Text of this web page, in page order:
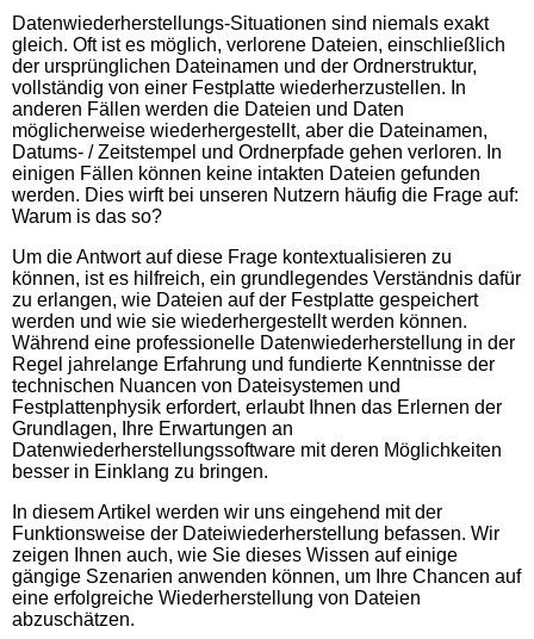
Datenwiederherstellungs-Situationen sind niemals exakt
gleich. Oft ist es möglich, verlorene Dateien, einschließlich
der ursprünglichen Dateinamen und der Ordnerstruktur,
vollständig von einer Festplatte wiederherzustellen. In
anderen Fällen werden die Dateien und Daten
möglicherweise wiederhergestellt, aber die Dateinamen,
Datums- / Zeitstempel und Ordnerpfade gehen verloren. In
einigen Fällen können keine intakten Dateien gefunden
werden. Dies wirft bei unseren Nutzern häufig die Frage auf:
Warum is das so?
Um die Antwort auf diese Frage kontextualisieren zu
können, ist es hilfreich, ein grundlegendes Verständnis dafür
zu erlangen, wie Dateien auf der Festplatte gespeichert
werden und wie sie wiederhergestellt werden können.
Während eine professionelle Datenwiederherstellung in der
Regel jahrelange Erfahrung und fundierte Kenntnisse der
technischen Nuancen von Dateisystemen und
Festplattenphysik erfordert, erlaubt Ihnen das Erlernen der
Grundlagen, Ihre Erwartungen an
Datenwiederherstellungssoftware mit deren Möglichkeiten
besser in Einklang zu bringen.
In diesem Artikel werden wir uns eingehend mit der
Funktionsweise der Dateiwiederherstellung befassen. Wir
zeigen Ihnen auch, wie Sie dieses Wissen auf einige
gängige Szenarien anwenden können, um Ihre Chancen auf
eine erfolgreiche Wiederherstellung von Dateien
abzuschätzen.